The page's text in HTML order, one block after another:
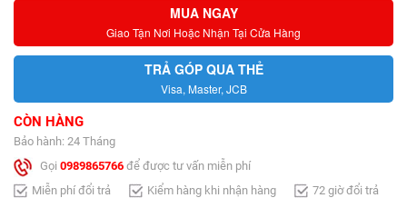
MUA NGAY
Giao Tận Nơi Hoặc Nhận Tại Cửa Hàng
TRẢ GÓP QUA THẺ
Visa, Master, JCB
CÒN HÀNG
Bảo hành: 24 Tháng
Gọi 0989865766 để được tư vấn miễn phí
Miễn phí đổi trả
Kiểm hàng khi nhận hàng 72 giờ đổi trả